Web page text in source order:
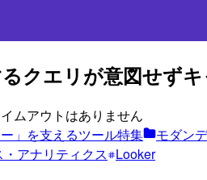
クエリが意図せず
ムアウトはありません
」を支えるツール特集
モダン
・アナリティクス Looker